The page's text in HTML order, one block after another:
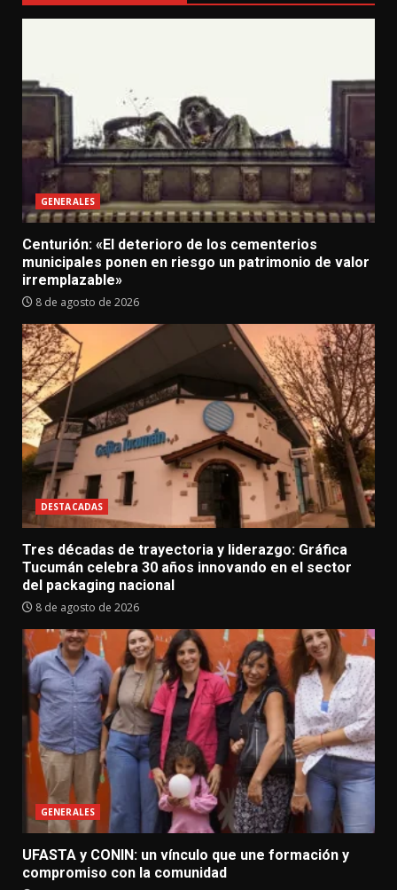
GENERALES
Centurión: «El deterioro de los cementerios
municipales ponen en riesgo un patrimonio de valor
irremplazable»
8 de agosto de 2026
DESTACADAS
Tres décadas de trayectoria y liderazgo: Gráfica
Tucumán celebra 30 años innovando en el sector
del packaging nacional
8 de agosto de 2026
GENERALES
UFASTA y CONIN: un vínculo que une formación y
compromiso con la comunidad